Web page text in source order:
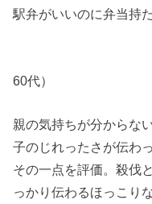
駅弁がいいのに弁当持
ぽん太（
60代）
親の気持ちが分からな
子のじれったさが伝わ
その一点を評価。殺伐
っかり伝わるほっこりな